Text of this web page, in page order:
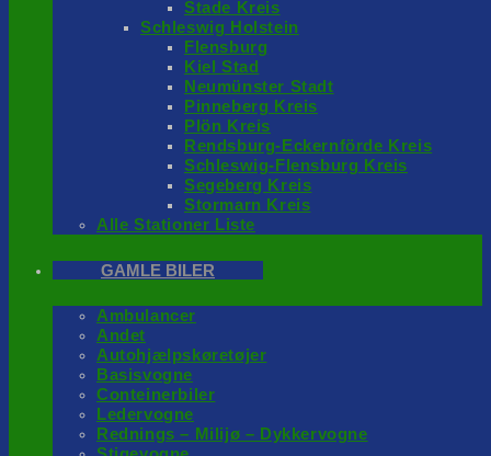
Stade Kreis
Schleswig Holstein
Flensburg
Kiel Stad
Neumünster Stadt
Pinneberg Kreis
Plön Kreis
Rendsburg-Eckernförde Kreis
Schleswig-Flensburg Kreis
Segeberg Kreis
Stormarn Kreis
Alle Stationer Liste
GAMLE BILER
Ambulancer
Andet
Autohjælpskøretøjer
Basisvogne
Conteinerbiler
Ledervogne
Rednings – Milijø – Dykkervogne